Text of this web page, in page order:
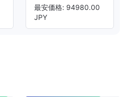
最安価格: 94980.00
JPY